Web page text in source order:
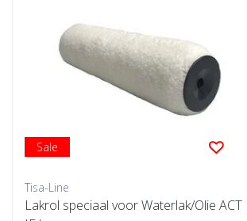
Sale
Tisa-Line
Lakrol speciaal voor Waterlak/Olie ACT